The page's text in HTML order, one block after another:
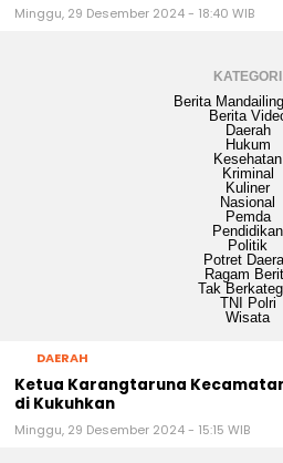
Minggu, 29 Desember 2024 - 18:40 WIB
KATEGORI
Berita
Berita
Daerah
Hukum
Kesehatan
Kriminal
Kuliner
Nasional
Pemda
Pendidikan
Politik
Potret
Ragam
Tak
TNI Polri
Wisata
DAERAH
Ketua Karangtaruna
di Kukuhkan
Minggu, 29 Desember 2024 - 15:15 WIB